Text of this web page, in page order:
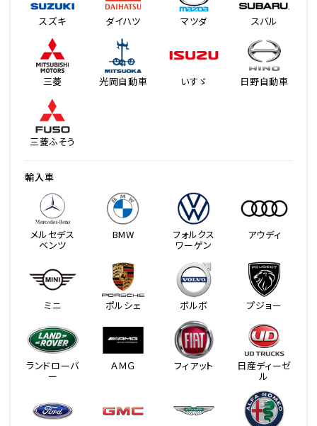
スズキ ダイハツ マツダ スバル
三菱 光岡自動車 いすゞ 日野自動車
三菱ふそう
輸入車
メルセデス
ベンツ
BMW フォルクス
ワーゲン
アウディ
ミニ ポルシェ ボルボ プジョー
ランドローバ
ー
ＡＭＧ フィアット 日産ディーゼ
ル